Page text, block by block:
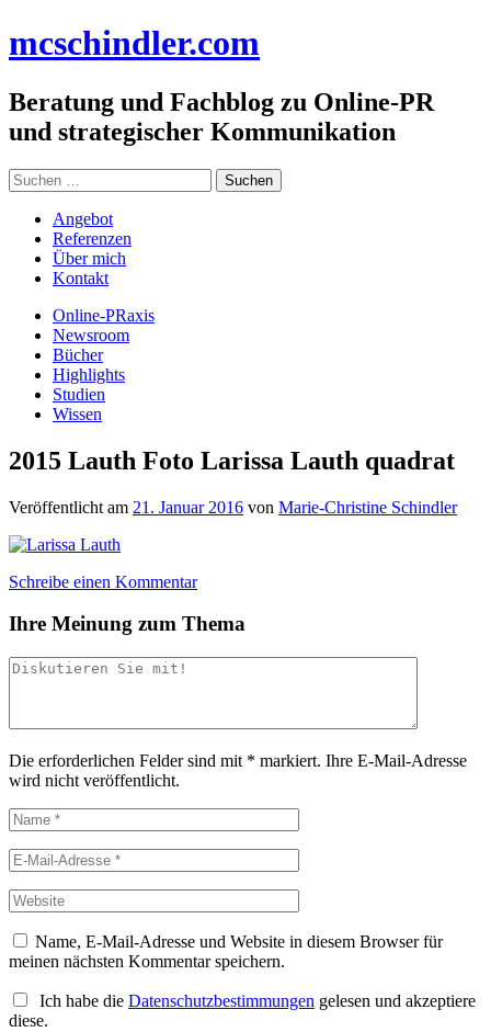
Inhalt
mcschindler.com
Beratung und Fachblog zu Online-PR
und strategischer Kommunikation
Suchen
nach:
Angebot
Referenzen
Über mich
Kontakt
Online-PRaxis
Newsroom
Bücher
Highlights
Studien
Wissen
2015 Lauth Foto Larissa Lauth quadrat
Veröffentlicht am 21. Januar 2016 von Marie-Christine Schindler
Schreibe einen Kommentar
Ihre Meinung zum Thema
Die erforderlichen Felder sind mit * markiert. Ihre E-Mail-Adresse
wird nicht veröffentlicht.
Name, E-Mail-Adresse und Website in diesem Browser für
meinen nächsten Kommentar speichern.
Ich habe die Datenschutzbestimmungen gelesen und akzeptiere
diese.